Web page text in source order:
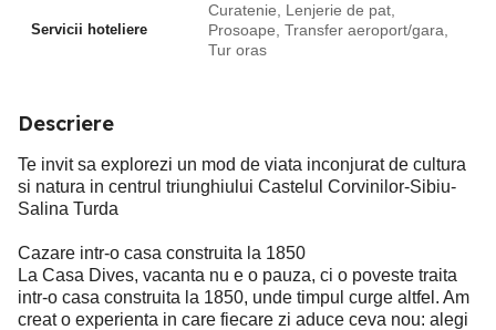
Servicii hoteliere
Curatenie, Lenjerie de pat,
Prosoape, Transfer aeroport/gara,
Tur oras
Descriere
Te invit sa explorezi un mod de viata inconjurat de cultura
si natura in centrul triunghiului Castelul Corvinilor-Sibiu-
Salina Turda
Cazare intr-o casa construita la 1850
La Casa Dives, vacanta nu e o pauza, ci o poveste traita
intr-o casa construita la 1850, unde timpul curge altfel. Am
creat o experienta in care fiecare zi aduce ceva nou: alegi